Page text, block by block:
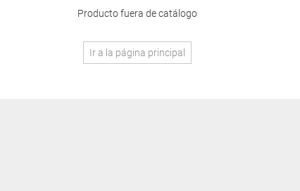
Producto fuera de catálogo
Ir a la página principal